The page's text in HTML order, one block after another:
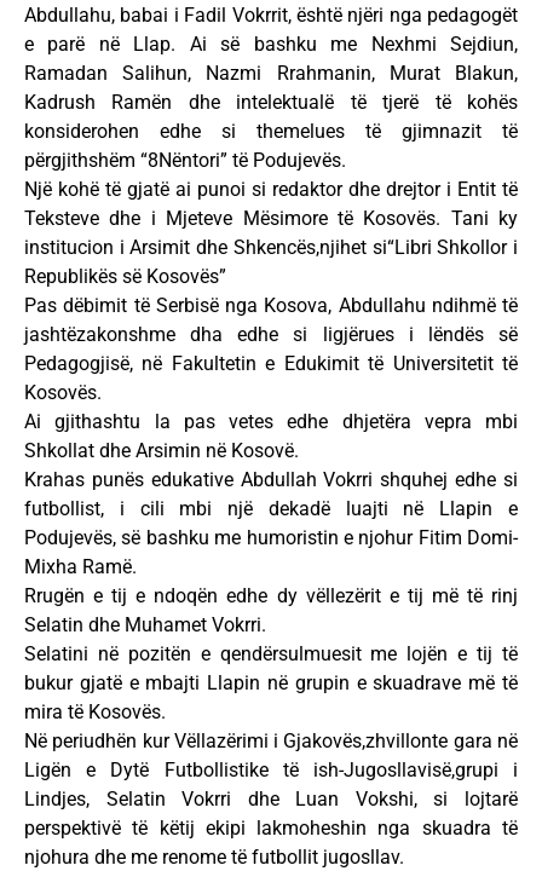
Abdullahu, babai i Fadil Vokrrit, është njëri nga pedagogët
e parë në Llap. Ai së bashku me Nexhmi Sejdiun,
Ramadan Salihun, Nazmi Rrahmanin, Murat Blakun,
Kadrush Ramën dhe intelektualë të tjerë të kohës
konsiderohen edhe si themelues të gjimnazit të
përgjithshëm “8Nëntori” të Podujevës.
Një kohë të gjatë ai punoi si redaktor dhe drejtor i Entit të
Teksteve dhe i Mjeteve Mësimore të Kosovës. Tani ky
institucion i Arsimit dhe Shkencës,njihet si“Libri Shkollor i
Republikës së Kosovës”
Pas dëbimit të Serbisë nga Kosova, Abdullahu ndihmë të
jashtëzakonshme dha edhe si ligjërues i lëndës së
Pedagogjisë, në Fakultetin e Edukimit të Universitetit të
Kosovës.
Ai gjithashtu la pas vetes edhe dhjetëra vepra mbi
Shkollat dhe Arsimin në Kosovë.
Krahas punës edukative Abdullah Vokrri shquhej edhe si
futbollist, i cili mbi një dekadë luajti në Llapin e
Podujevës, së bashku me humoristin e njohur Fitim Domi-
Mixha Ramë.
Rrugën e tij e ndoqën edhe dy vëllezërit e tij më të rinj
Selatin dhe Muhamet Vokrri.
Selatini në pozitën e qendërsulmuesit me lojën e tij të
bukur gjatë e mbajti Llapin në grupin e skuadrave më të
mira të Kosovës.
Në periudhën kur Vëllazërimi i Gjakovës,zhvillonte gara në
Ligën e Dytë Futbollistike të ish-Jugosllavisë,grupi i
Lindjes, Selatin Vokrri dhe Luan Vokshi, si lojtarë
perspektivë të këtij ekipi lakmoheshin nga skuadra të
njohura dhe me renome të futbollit jugosllav.